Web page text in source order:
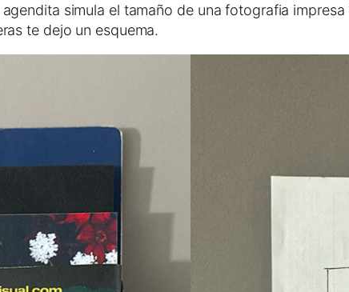
simula el tamaño de una fotografia
te dejo un esquema.